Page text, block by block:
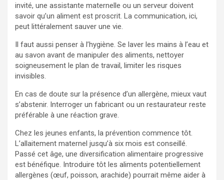
invité, une assistante maternelle ou un serveur doivent
savoir qu’un aliment est proscrit. La communication, ici,
peut littéralement sauver une vie.
Il faut aussi penser à l’hygiène. Se laver les mains à l’eau et
au savon avant de manipuler des aliments, nettoyer
soigneusement le plan de travail, limiter les risques
invisibles.
En cas de doute sur la présence d’un allergène, mieux vaut
s’abstenir. Interroger un fabricant ou un restaurateur reste
préférable à une réaction grave.
Chez les jeunes enfants, la prévention commence tôt.
L’allaitement maternel jusqu’à six mois est conseillé.
Passé cet âge, une diversification alimentaire progressive
est bénéfique. Introduire tôt les aliments potentiellement
allergènes (œuf, poisson, arachide) pourrait même aider à